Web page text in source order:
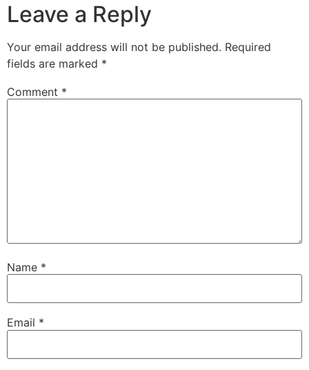
Leave a Reply
Your email address will not be published. Required
fields are marked *
Comment *
Name *
Email *